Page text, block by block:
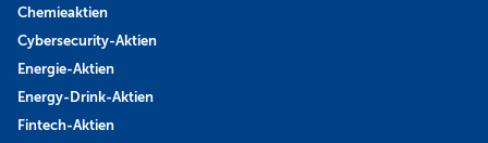
Chemieaktien
Cybersecurity-Aktien
Energie-Aktien
Energy-Drink-Aktien
Fintech-Aktien